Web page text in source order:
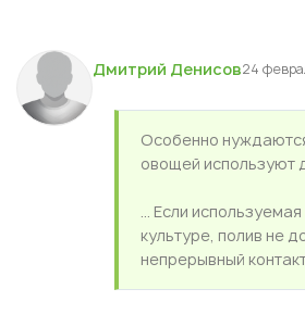
Дмитрий Денисов24
Особенно
овощей используют
... Если
культуре, полив не
непрерывный